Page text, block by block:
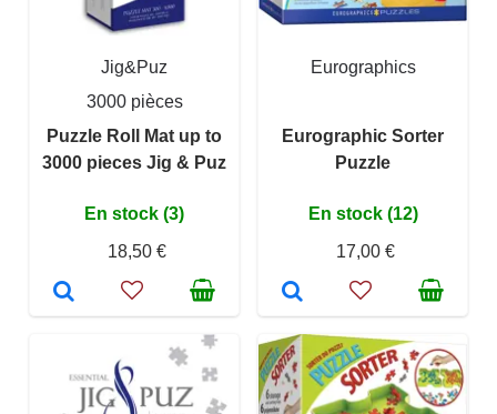
Jig&Puz
3000 pièces
Puzzle Roll Mat up to
3000 pieces Jig & Puz
En stock (3)
18,50 €
Eurographics
Eurographic Sorter
Puzzle
En stock (12)
17,00 €